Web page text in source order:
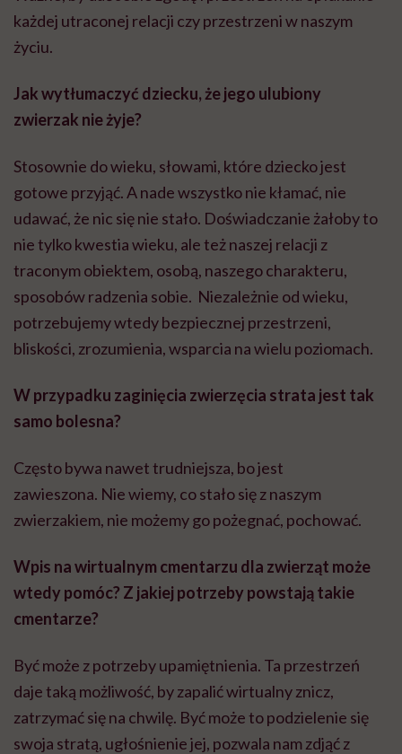
każdej utraconej relacji czy przestrzeni w naszym
życiu.
Jak wytłumaczyć dziecku, że jego ulubiony
zwierzak nie żyje?
Stosownie do wieku, słowami, które dziecko jest
gotowe przyjąć.A nade wszystko nie kłamać, nie
udawać, że nic się nie stało. Doświadczanie żałoby to
nie tylko kwestia wieku, ale też naszej relacji z
traconym obiektem, osobą, naszego charakteru,
sposobów radzenia sobie. Niezależnie od wieku,
potrzebujemy wtedy bezpiecznej przestrzeni,
bliskości, zrozumienia, wsparcia na wielu poziomach.
W przypadku zaginięcia zwierzęcia strata jest tak
samo bolesna?
Często bywa nawet trudniejsza, bo jest
zawieszona. Nie wiemy, co stało się z naszym
zwierzakiem, nie możemy go pożegnać, pochować.
Wpis na wirtualnym cmentarzu dla zwierząt może
wtedy pomóc? Z jakiej potrzeby powstają takie
cmentarze?
Być może z potrzeby upamiętnienia. Ta przestrzeń
daje taką możliwość, by zapalić wirtualny znicz,
zatrzymać się na chwilę. Być może to podzielenie się
swoja stratą, ugłośnienie jej, pozwala nam zdjąć z